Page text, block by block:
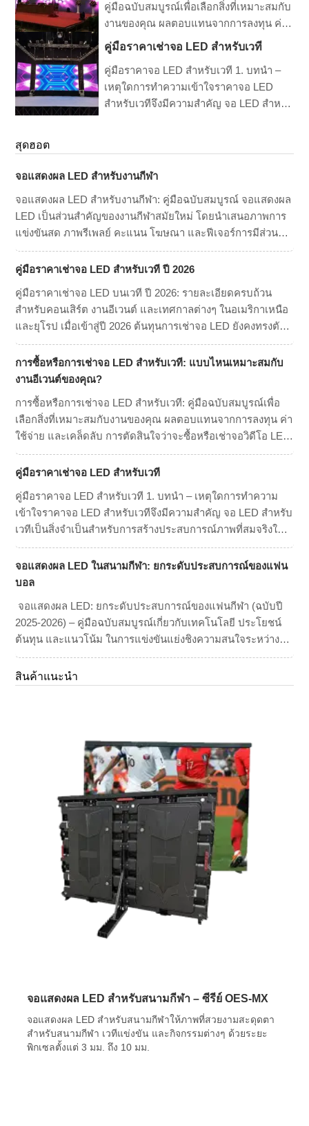
ในการผลิต แต่ความต้องการความละเอียด
สูงขึ้น (4K/8K […]
คู่มือฉบับสมบูรณ์เพื่อเลือกสิ่งที่เหมาะสมกับ
งานของคุณ ผลตอบแทนจากการลงทุน ค่า
ใช้จ่าย และเคล็ดลับ การตัดสินใจว่าจะซื้อ
หรือเช่าจอวิดีโอ LED นั้นเป็นหนึ่งในข้อ
ผูกพันทางการเงินที่สำคัญที่สุดที่ผู้จัดงาน
สถานที่ประกอบพิธีกรรมทางศาสนา หรือ
บริษัทผลิตงานสามารถทำได้ มันคือการ
คู่มือราคาเช่าจอ LED สำหรับเวที
คู่มือราคาจอ LED สำหรับเวที 1. บทนำ –
เหตุใดการทำความเข้าใจราคาจอ LED
สำหรับเวทีจึงมีความสำคัญ จอ LED สำหรับ
ประชุม นิทรรศการ และงานอีเวนต์ขนาด
ใหญ่ ไม่ว่าคุณจะวางแผนที่จะเช่าหรือซื้อ
และปัจจัยสำคัญที่ส่งผลต่อต้นทุนเป็นสิ่ง
สำคัญ […]
สุดฮอต
จอแสดงผล LED สำหรับงานกีฬา
จอแสดงผล LED สำหรับงานกีฬา: คู่มือฉบับสมบูรณ์ จอแสดงผล
LED เป็นส่วนสำคัญของงานกีฬาสมัยใหม่ โดยนำเสนอภาพการ
แข่งขันสด ภาพรีเพลย์ คะแนน โฆษณา และฟีเจอร์การมีส่วน
ร่วมของแฟน ๆ จอเหล่านี้ช่วยยกระดับประสบการณ์การชมเกม
สำหรับแฟน ๆ พร้อมทั้งมอบโอกาสอันมีค่าสำหรับการสนับสนุน
ประเภท […]
คู่มือราคาเช่าจอ LED สำหรับเวที ปี 2026
คู่มือราคาเช่าจอ LED บนเวที ปี 2026: รายละเอียดครบถ้วน
สำหรับคอนเสิร์ต งานอีเวนต์ และเทศกาลต่างๆ ในอเมริกาเหนือ
และยุโรป เมื่อเข้าสู่ปี 2026 ต้นทุนการเช่าจอ LED ยังคงทรงตัว
แม้ว่าเทคโนโลยีจะก้าวหน้าไปมากก็ตาม แม้ว่าราคาเช่าแผงจอ
จะลดลงเล็กน้อยเนื่องจากประสิทธิภาพในการผลิต แต่ความ
ต้องการความละเอียดสูงขึ้น (4K/8K […]
การซื้อหรือการเช่าจอ LED สำหรับเวที: แบบไหนเหมาะสมกับ
งานอีเวนต์ของคุณ?
การซื้อหรือการเช่าจอ LED สำหรับเวที: คู่มือฉบับสมบูรณ์เพื่อ
เลือกสิ่งที่เหมาะสมกับงานของคุณ ผลตอบแทนจากการลงทุน ค่า
ใช้จ่าย และเคล็ดลับ การตัดสินใจว่าจะซื้อหรือเช่าจอวิดีโอ LED
นั้นเป็นหนึ่งในข้อผูกพันทางการเงินที่สำคัญที่สุดที่ผู้จัดงาน สถาน
ที่ประกอบพิธีกรรมทางศาสนา หรือบริษัทผลิตงานสามารถทำได้
แบบคลาสสิก […]
คู่มือราคาเช่าจอ LED สำหรับเวที
คู่มือราคาจอ LED สำหรับเวที 1. บทนำ – เหตุใดการทำความ
เข้าใจราคาจอ LED สำหรับเวทีจึงมีความสำคัญ จอ LED สำหรับ
เวทีเป็นสิ่งจำเป็นสำหรับการสร้างประสบการณ์ภาพที่สมจริงใน
คอนเสิร์ต การประชุม นิทรรศการ และงานอีเวนต์ขนาดใหญ่ ไม่
ว่าคุณจะวางแผนที่จะเช่าหรือซื้อจอวิดีโอ LED การทำความ
เข้าใจช่วงราคาและปัจจัยสำคัญที่ส่งผลต่อต้นทุนเป็นสิ่งสำคัญ
จอแสดงผล LED ในสนามกีฬา: ยกระดับประสบการณ์ของแฟน
บอล
จอแสดงผล LED: ยกระดับประสบการณ์ของแฟนกีฬา (ฉบับปี
2025-2026) – คู่มือฉบับสมบูรณ์เกี่ยวกับเทคโนโลยี ประโยชน์
ต้นทุน และแนวโน้ม ในการแข่งขันแย่งชิงความสนใจระหว่าง
ประสบการณ์การชมสดในสนามกีฬาและการถ่ายทอดสดแบบ
8K ที่บ้าน สถานที่จัดงานต่าง ๆ ได้หันมาใช้กลยุทธ์หลักอย่างหนึ่ง
นั่นคือ เทคโนโลยีภาพที่สมจริง ภายในปลายปี 2025 “จอจัมโบ้”
สินค้าแนะนำ
จอแสดงผล LED สำหรับสนามกีฬา – ซีรีย์ OES-MX
จอแสดงผล LED สำหรับสนามกีฬาให้ภาพที่สวยงามสะดุดตา
สำหรับสนามกีฬา เวทีแข่งขัน และกิจกรรมต่างๆ ด้วยระยะ
พิกเซลตั้งแต่ 3 มม. ถึง 10 มม.